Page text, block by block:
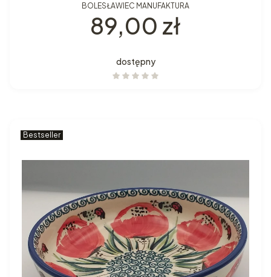
BOLESŁAWIEC MANUFAKTURA
Cena
89,00 zł
dostępny
Bestseller